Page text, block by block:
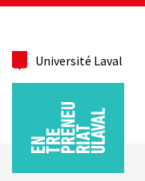
Université Laval